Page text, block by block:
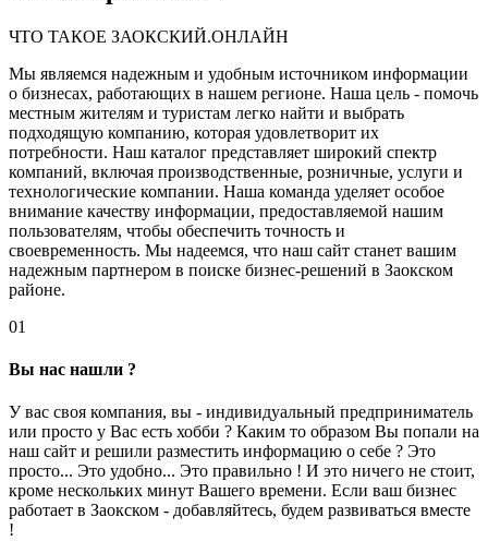
ЧТО ТАКОЕ ЗАОКСКИЙ.ОНЛАЙН
Мы являемся надежным и удобным источником информации
о бизнесах, работающих в нашем регионе. Наша цель - помочь
местным жителям и туристам легко найти и выбрать
подходящую компанию, которая удовлетворит их
потребности. Наш каталог представляет широкий спектр
компаний, включая производственные, розничные, услуги и
технологические компании. Наша команда уделяет особое
внимание качеству информации, предоставляемой нашим
пользователям, чтобы обеспечить точность и
своевременность. Мы надеемся, что наш сайт станет вашим
надежным партнером в поиске бизнес-решений в Заокском
районе.
01
Вы нас нашли ?
У вас своя компания, вы - индивидуальный предприниматель
или просто у Вас есть хобби ? Каким то образом Вы попали на
наш сайт и решили разместить информацию о себе ? Это
просто... Это удобно... Это правильно ! И это ничего не стоит,
кроме нескольких минут Вашего времени. Если ваш бизнес
работает в Заокском - добавляйтесь, будем развиваться вместе
!